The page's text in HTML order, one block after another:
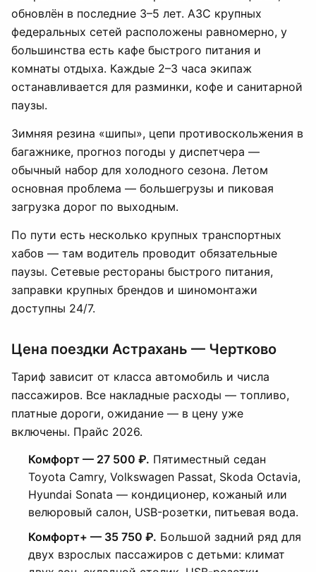
обновлён в последние 3–5 лет. АЗС крупных
федеральных сетей расположены равномерно, у
большинства есть кафе быстрого питания и
комнаты отдыха. Каждые 2–3 часа экипаж
останавливается для разминки, кофе и санитарной
паузы.
Зимняя резина «шипы», цепи противоскольжения в
багажнике, прогноз погоды у диспетчера —
обычный набор для холодного сезона. Летом
основная проблема — большегрузы и пиковая
загрузка дорог по выходным.
По пути есть несколько крупных транспортных
хабов — там водитель проводит обязательные
паузы. Сетевые рестораны быстрого питания,
заправки крупных брендов и шиномонтажи
доступны 24/7.
Цена поездки Астрахань — Чертково
Тариф зависит от класса автомобиль и числа
пассажиров. Все накладные расходы — топливо,
платные дороги, ожидание — в цену уже
включены. Прайс 2026.
Комфорт — 27 500 ₽. Пятиместный седан
Toyota Camry, Volkswagen Passat, Skoda Octavia,
Hyundai Sonata — кондиционер, кожаный или
велюровый салон, USB-розетки, питьевая вода.
Комфорт+ — 35 750 ₽. Большой задний ряд для
двух взрослых пассажиров с детьми: климат